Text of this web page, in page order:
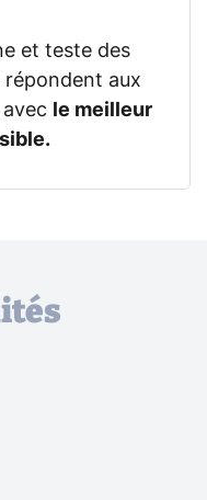
et teste des
répondent aux
le meilleur